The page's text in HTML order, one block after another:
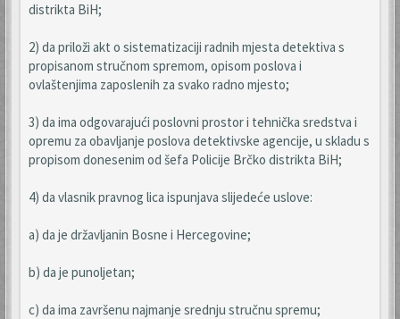
distrikta BiH;
2) da priloži akt o sistematizaciji radnih mjesta detektiva s
propisanom stručnom spremom, opisom poslova i
ovlaštenjima zaposlenih za svako radno mjesto;
3) da ima odgovarajući poslovni prostor i tehnička sredstva i
opremu za obavljanje poslova detektivske agencije, u skladu s
propisom donesenim od šefa Policije Brčko distrikta BiH;
4) da vlasnik pravnog lica ispunjava slijedeće uslove:
a) da je državljanin Bosne i Hercegovine;
b) da je punoljetan;
c) da ima završenu najmanje srednju stručnu spremu;